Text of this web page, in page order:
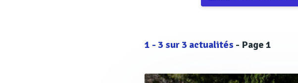
1 - 3 sur3 actualités - Page 1